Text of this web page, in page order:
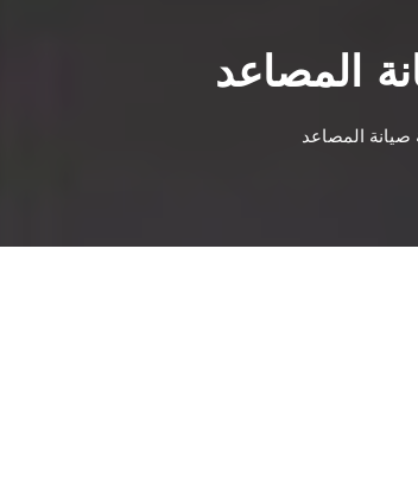
المصاعد
صيانة المصاعد